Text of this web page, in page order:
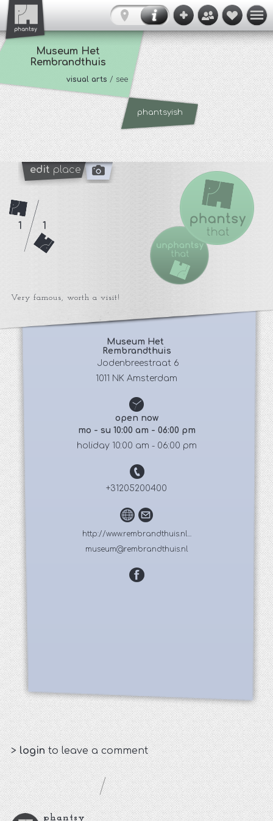
Museum Het
Rembrandthuis
visual arts / see
phantsyish
edit place
Very famous, worth a visit!
Museum Het
Rembrandthuis
Jodenbreestraat 6
1011 NK Amsterdam
open now
mo - su 10:00 am - 06:00 pm
holiday 10:00 am - 06:00 pm
+31205200400
http://www.rembrandthuis.nl...
museum@rembrandthuis.nl
1 1
>loginto leave a comment
phantsy